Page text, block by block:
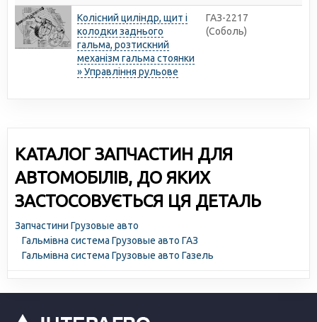
Колісний циліндр, щит і
колодки заднього
гальма, розтискний
механізм гальма стоянки
» Управління рульове
ГАЗ-2217
(Соболь)
КАТАЛОГ ЗАПЧАСТИН ДЛЯ
АВТОМОБІЛІВ, ДО ЯКИХ
ЗАСТОСОВУЄТЬСЯ ЦЯ ДЕТАЛЬ
Запчастини Грузовые авто
Гальмівна система Грузовые авто ГАЗ
Гальмівна система Грузовые авто Газель